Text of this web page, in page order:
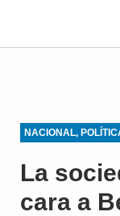
NACIONAL,
La
cara a